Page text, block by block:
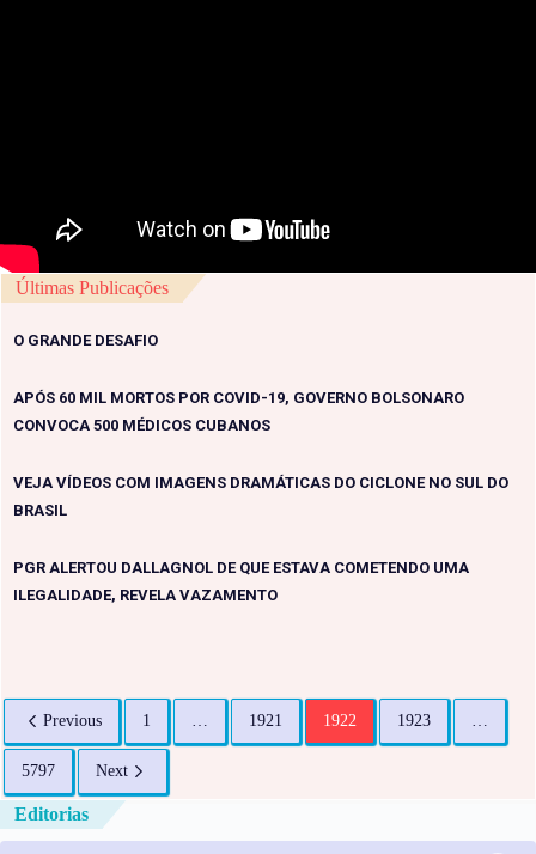
Últimas Publicações
O GRANDE DESAFIO
APÓS 60 MIL MORTOS POR COVID-19, GOVERNO BOLSONARO
CONVOCA 500 MÉDICOS CUBANOS
VEJA VÍDEOS COM IMAGENS DRAMÁTICAS DO CICLONE NO SUL DO
BRASIL
PGR ALERTOU DALLAGNOL DE QUE ESTAVA COMETENDO UMA
ILEGALIDADE, REVELA VAZAMENTO
Previous 1 1921 1922 1923
5797 Next
Editorias